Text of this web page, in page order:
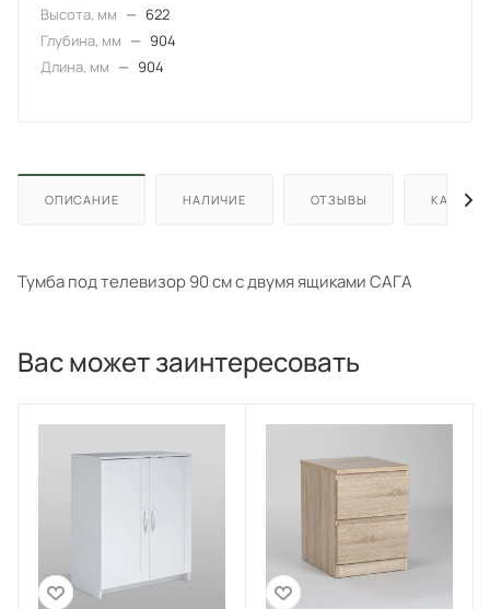
Высота, мм — 622
Глубина, мм — 904
Длина, мм — 904
ОПИСАНИЕ НАЛИЧИЕ ОТЗЫВЫ КАК
Тумба под телевизор 90 см с двумя ящиками САГА
Вас может заинтересовать